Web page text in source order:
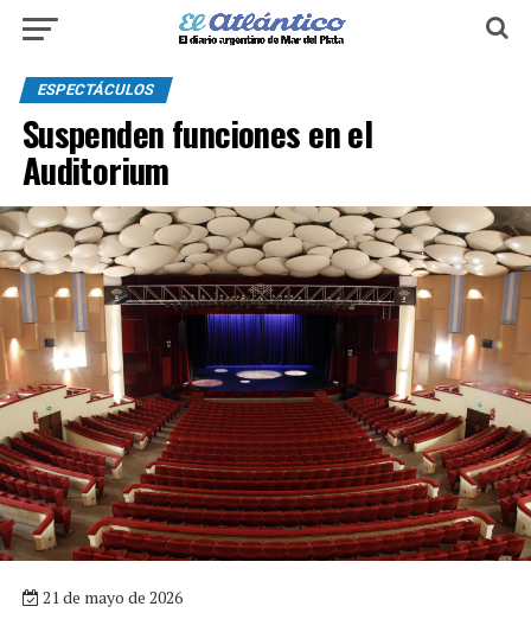
ESPECTÁCULOS
Suspenden funciones en el
Auditorium
21 de mayo de 2026